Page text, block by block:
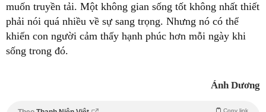
muốn truyền tải. Một không gian sống tốt không nhất thiết
phải nói quá nhiều về sự sang trọng. Nhưng nó có thể
khiến con người cảm thấy hạnh phúc hơn mỗi ngày khi
sống trong đó.
Ánh Dương